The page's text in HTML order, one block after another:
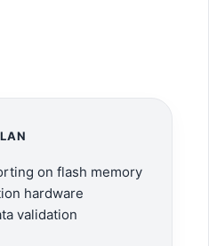
on flash memory
hardware
validation